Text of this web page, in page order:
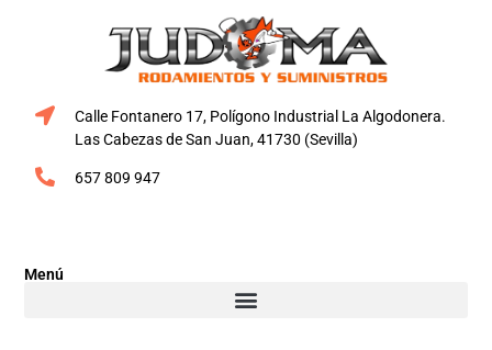
Calle Fontanero 17, Polígono Industrial La Algodonera.
Las Cabezas de San Juan, 41730 (Sevilla)
657 809 947
Menú